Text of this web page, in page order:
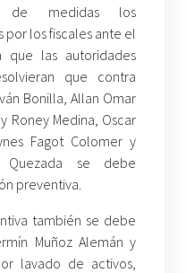
de medidas los
los fiscales ante el
que las autoridades
que contra
Bonilla, Allan Omar
Roney Medina, Oscar
Fagot Colomer y
Quezada se debe
preventiva.
también se debe
Muñoz Alemán y
lavado de activos,